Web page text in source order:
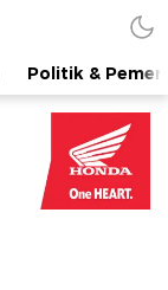
Politik &